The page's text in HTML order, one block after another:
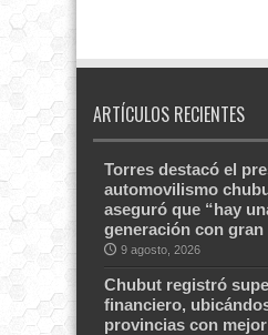
ARTÍCULOS RECIENTES
Torres destacó el
automovilismo
aseguró que “hay
generación con gran
9 agosto, 2026
Chubut registró
financiero,
provincias con